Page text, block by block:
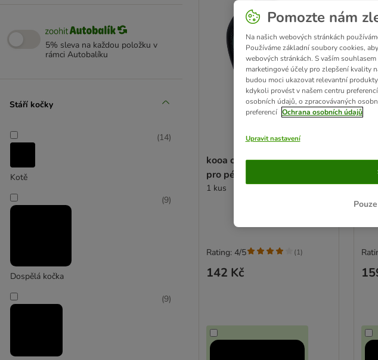
5% sleva na každou položku v
rámci Autobalíku
Stáří kočky
Kotě
(14)
Dospělá kočka
(9)
(9)
kooa oboustranná rukavice
pro péči
1 kus
142 Kč
Rating: 4/5 (1)
D
Pomozte nám
Na našich webových stránkách
Používáme základní soubory cookies,
webových stránkách. S vaším
marketingové účely pro zlepšení kvality
budou moci ukazovat relevantní
kdykoli provést v našem centru
osobních údajů, o zpracovávaných
preferencí Ochrana osobních údajů
Upravit nastavení